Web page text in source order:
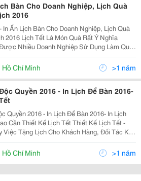
Bàn Cho Doanh Nghiệp, Lịch Quà
2016
In Ấn Lịch Bàn Cho Doanh Nghiệp, Lịch Quà
Quà Rất Ý Nghĩa
Nhiều Doanh Nghiệp Sử Dụng Làm Quà
Hàng Vào Những Dịp Cuối Năm. Điều Này
Hiện Nét Đẹp Văn Hóa Riêng Của Dân Tộc
Hồ Chí Minh >1 năm
Quyền 2016 - In Lịch Để Bàn 2016-
Quyền 2016 - In Lịch Để Bàn 2016- In Lịch
Việc Tặng Lịch Cho Khách Hàng, Đối Tác Khi
Trở Thành Nét Văn Hoá Đẹp Trong Giao
Kế Một Cuốn Lịch Xuân Đẹ
Hồ Chí Minh >1 năm